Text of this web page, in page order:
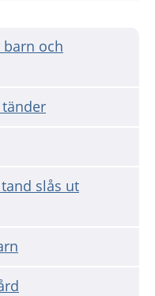
och
slås ut